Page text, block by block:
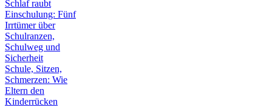
Schlaf raubt
Einschulung: Fünf
Irrtümer über
Schulranzen,
Schulweg und
Sicherheit
Schule, Sitzen,
Schmerzen: Wie
Eltern den
Kinderrücken